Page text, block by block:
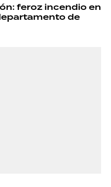
feroz incendio en
de